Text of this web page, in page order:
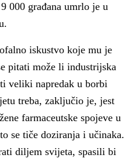
000 građana umrlo je u
iskustvo koje mu je
pitati može li industrijska
veliki napredak u borbi
treba, zaključio je, jest
farmaceutske spojeve u
se tiče doziranja i učinaka.
diljem svijeta, spasili bi